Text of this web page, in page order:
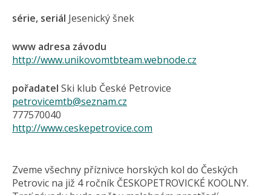
série, seriál Jesenický šnek
www adresa závodu
http://www.unikovomtbteam.webnode.cz
pořadatel Ski klub České Petrovice
petrovicemtb@seznam.cz
777570040
http://www.ceskepetrovice.com
Zveme všechny příznivce horských kol do Českých
Petrovic na již 4 ročník ČESKOPETROVICKÉ KOOLNY.